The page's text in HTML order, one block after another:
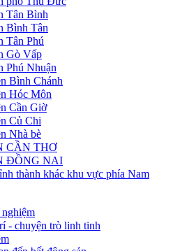
Tân Bình
Bình Tân
Tân Phú
Gò Vấp
Phú Nhuận
Bình Chánh
Hóc Môn
Cần Giờ
Củ Chi
Nhà bè
CẦN THƠ
ĐỒNG NAI
thành khác khu vực phía Nam
- chuyện trò linh tinh